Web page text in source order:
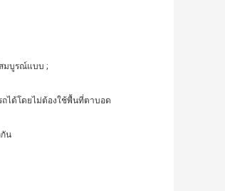
สมบูรณ์แบบ ;
ได้โดยไม่ต้องใช้พื้นที่ตาบอด
น